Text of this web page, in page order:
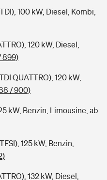
100 kW, Diesel, Kombi,
120 kW, Diesel,
899)
QUATTRO), 120 kW,
/ 900)
kW, Benzin, Limousine, ab
125 kW, Benzin,
132 kW, Diesel,